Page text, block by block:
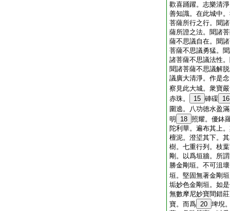
歡喜踊躍。志樂清
善知識。在此城中
菩薩所行之行。聞
薩所證之法。聞諸
薩不思議自在。聞
菩薩不思議勇猛。
諸菩薩不思議法性
聞諸菩薩不思議解
議廣大清淨。作是
察見此大城。衆寶
赤珠。
15 硨磲 16
圍遶。八功徳水盈
明
18 照耀。優鉢
陀利華。遍布其上
檀泥。澄垽其下。
樹。七重行列。枝
剛。以爲垣牆。所
勝金剛垣。不可沮
垣。堅固無著金剛
垢妙色金剛垣。如
無數摩尼妙寶間錯
寶。而爲 20 埤堄